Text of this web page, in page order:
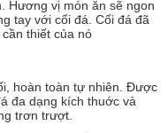
Hương vị món ăn sẽ ngon
tay với cối đá. Cối đá đã
thiết của nó
hoàn toàn tự nhiên. Được
đa dạng kích thuớc và
trơn trượt.